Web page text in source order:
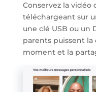
Conservez la vidéo
téléchargeant sur
une clé USB ou un
parents puissent la
moment et la